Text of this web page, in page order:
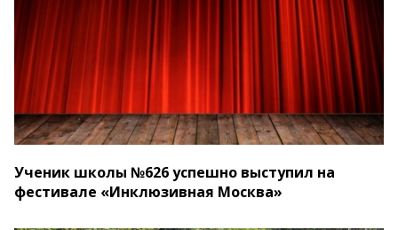
Ученик школы №626 успешно выступил на
фестивале «Инклюзивная Москва»